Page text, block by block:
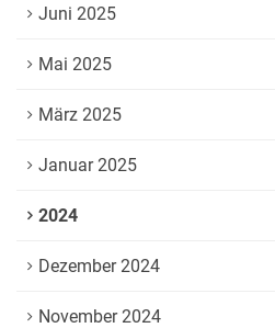
Juni 2025
Mai 2025
März 2025
Januar 2025
2024
Dezember 2024
November 2024